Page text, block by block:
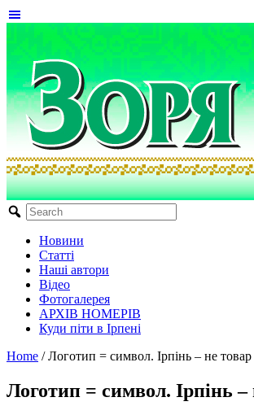
Новини
Статті
Наші автори
Відео
Фотогалерея
АРХІВ НОМЕРІВ
Куди піти в Ірпені
Home / Логотип = символ. Ірпінь – не товар
Логотип = символ. Ірпінь –